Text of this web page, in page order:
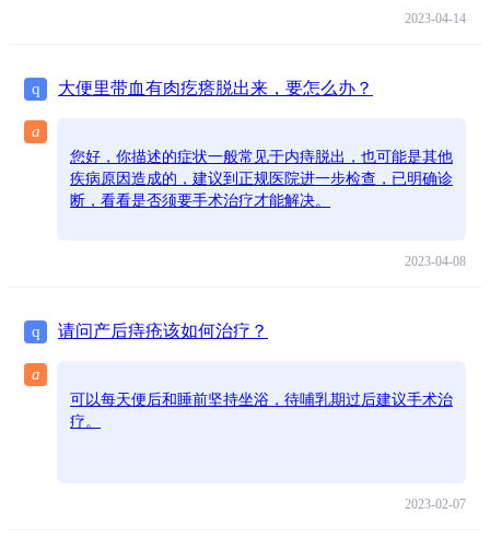
2023-04-14
q 大便里带血有肉疙瘩脱出来，要怎么办？
a
您好，你描述的症状一般常见于内痔脱出，也可能是其他
疾病原因造成的，建议到正规医院进一步检查，已明确诊
断，看看是否须要手术治疗才能解决。
2023-04-08
q 请问产后痔疮该如何治疗？
a
可以每天便后和睡前坚持坐浴，待哺乳期过后建议手术治
疗。
2023-02-07